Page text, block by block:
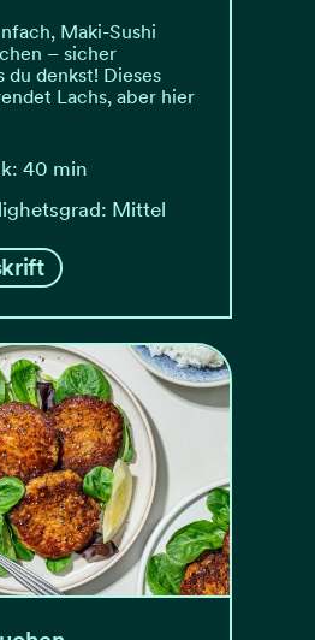
Maki-Sushi
– sicher
du denkst! Dieses
Lachs, aber hier
40 min
Mittel